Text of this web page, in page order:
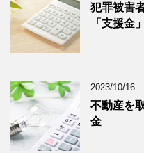
犯罪被害
「支援金
2023/10/16
不動産を
金